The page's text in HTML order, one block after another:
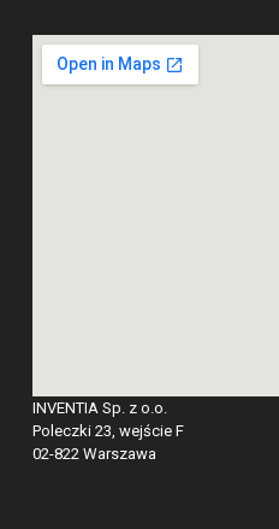
INVENTIA Sp. z o.o.
Poleczki 23, wejście F
02-822 Warszawa